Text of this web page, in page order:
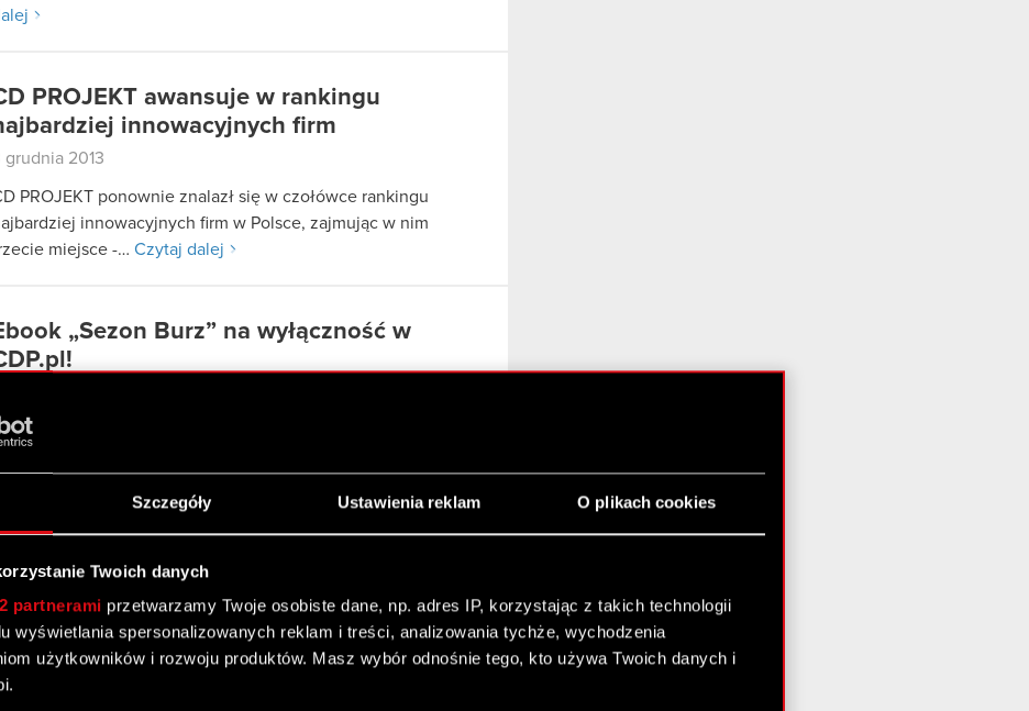
Szczegóły Ustawienia reklam O plikach cookies
Twoich danych
partnerami przetwarzamy Twoje osobiste dane, np. adres IP, korzystając z takich technologii
wyświetlania spersonalizowanych reklam i treści, analizowania tychże, wychodzenia
użytkowników i rozwoju produktów. Masz wybór odnośnie tego, kto używa Twoich danych i
PROJEKT awansuje w rankingu
innowacyjnych firm
grudnia 2013
PROJEKT ponownie znalazł się w czołówce rankingu
innowacyjnych firm w Polsce, zajmując w nim
miejsce -… Czytaj dalej
„Sezon Burz” na wyłączność w
wersja najnowszej powieści Andrzeja
w filmie promującym konsolę
One
listopada 2013
Geralt jest jednym z bohaterów oficjalnego filmu
debiutującą dzisiaj na rynku konsolę Xbox…